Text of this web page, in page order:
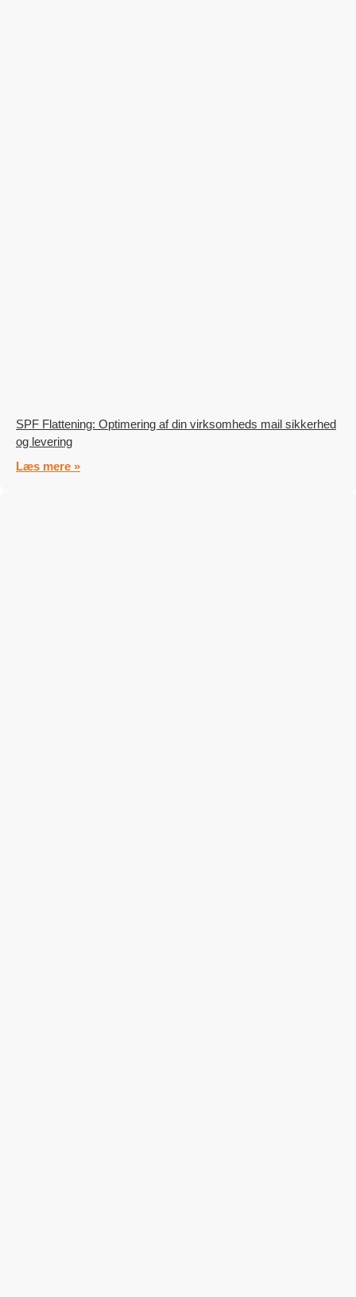
SPF Flattening: Optimering af din virksomheds mail sikkerhed
og levering
Læs mere »